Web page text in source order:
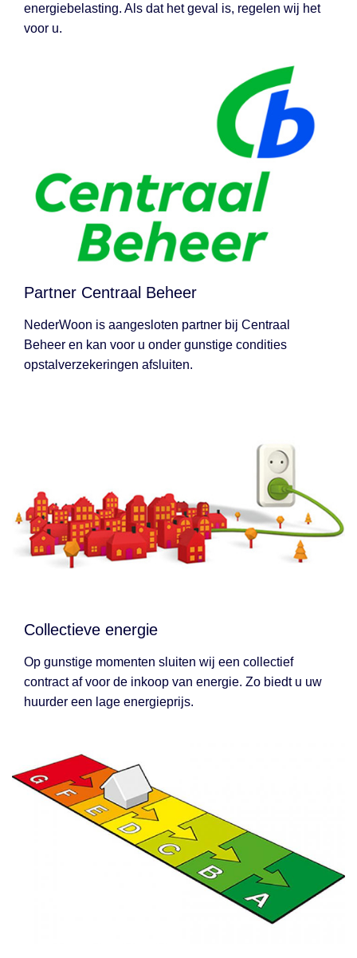
energiebelasting. Als dat het geval is, regelen wij het
voor u.
Partner Centraal Beheer
NederWoon is aangesloten partner bij Centraal
Beheer en kan voor u onder gunstige condities
opstalverzekeringen afsluiten.
Collectieve energie
Op gunstige momenten sluiten wij een collectief
contract af voor de inkoop van energie. Zo biedt u uw
huurder een lage energieprijs.